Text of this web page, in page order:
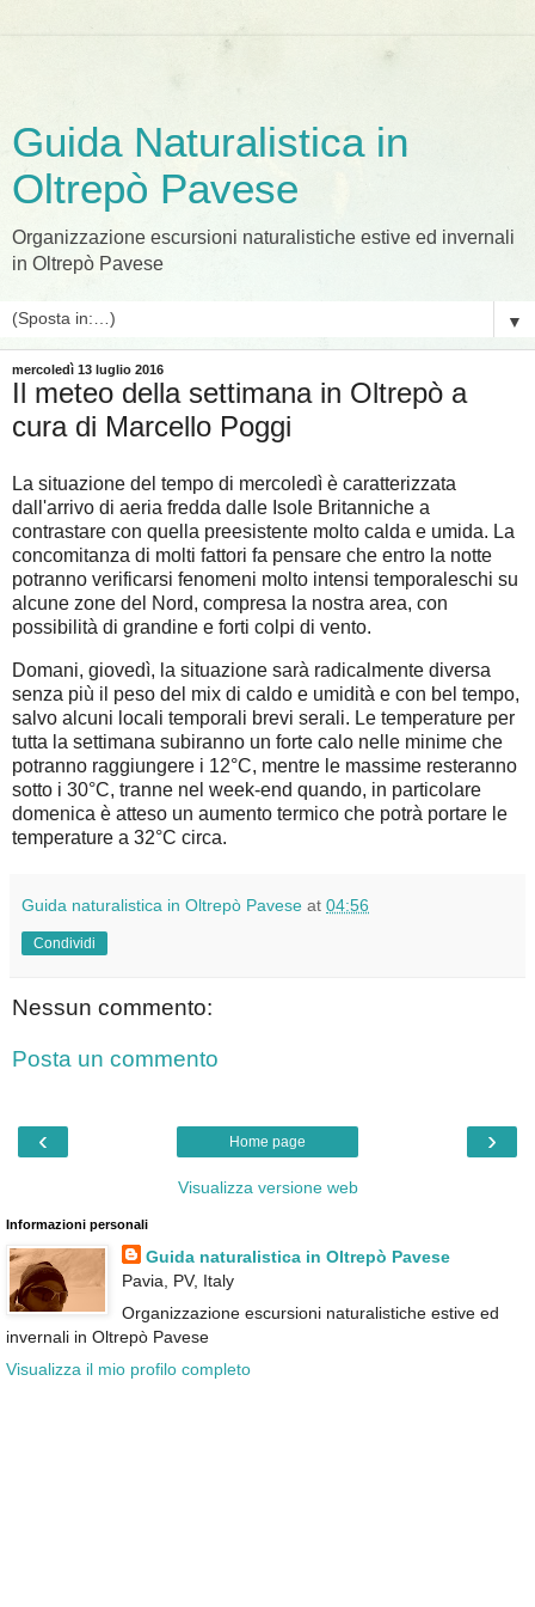
Guida Naturalistica in
Oltrepò Pavese
Organizzazione escursioni naturalistiche estive ed invernali
in Oltrepò Pavese
▼
mercoledì 13 luglio 2016
Il meteo della settimana in Oltrepò a
cura di Marcello Poggi
La situazione del tempo di mercoledì è caratterizzata
dall'arrivo di aeria fredda dalle Isole Britanniche a
contrastare con quella preesistente molto calda e umida. La
concomitanza di molti fattori fa pensare che entro la notte
potranno verificarsi fenomeni molto intensi temporaleschi su
alcune zone del Nord, compresa la nostra area, con
possibilità di grandine e forti colpi di vento.
Domani, giovedì, la situazione sarà radicalmente diversa
senza più il peso del mix di caldo e umidità e con bel tempo,
salvo alcuni locali temporali brevi serali. Le temperature per
tutta la settimana subiranno un forte calo nelle minime che
potranno raggiungere i 12°C, mentre le massime resteranno
sotto i 30°C, tranne nel week-end quando, in particolare
domenica è atteso un aumento termico che potrà portare le
temperature a 32°C circa.
Guida naturalistica in Oltrepò Pavese at 04:56
Condividi
Nessun commento:
Posta un commento
‹ ›
Home page
Visualizza versione web
Informazioni personali
Guida naturalistica in Oltrepò Pavese
Pavia, PV, Italy
Organizzazione escursioni naturalistiche estive ed
invernali in Oltrepò Pavese
Visualizza il mio profilo completo